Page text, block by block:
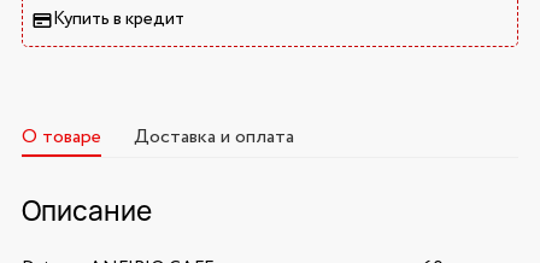
Купить в кредит
О товаре Доставка и оплата
Описание